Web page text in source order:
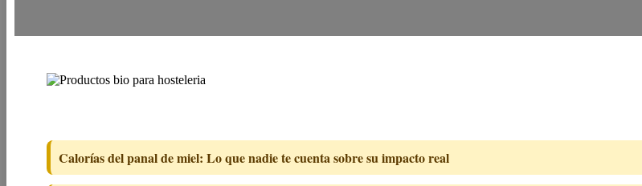
Calorías del panal de miel: Lo que nadie te cuenta sobre su impacto real